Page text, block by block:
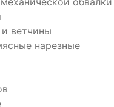
ветчины
нарезные